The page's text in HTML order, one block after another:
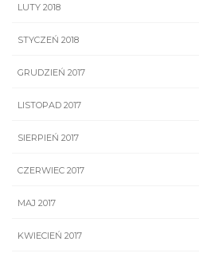
LUTY 2018
STYCZEŃ 2018
GRUDZIEŃ 2017
LISTOPAD 2017
SIERPIEŃ 2017
CZERWIEC 2017
MAJ 2017
KWIECIEŃ 2017